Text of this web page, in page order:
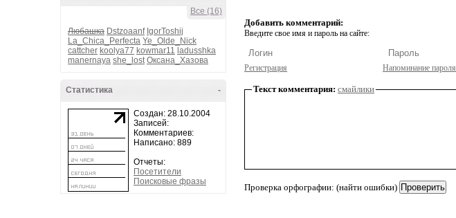
Все (16)
Любашка Dstzoaanf IgorToshij
La_Chica_Perfecta Ye_Olde_Nick
cattcher koolya77 kowmar11 ladusshka
manernaya she_lost Оксана_Хазова
-
Статистика
Создан: 28.10.2004
Записей:
Комментариев:
Написано: 889
Отчеты:
Посетители
Поисковые фразы
Добавить комментарий:
Введите свое имя и пароль на сайте:
Регистрация Напоминание пароля
Текст комментария: смайлики
Проверка орфографии: (найти ошибки)